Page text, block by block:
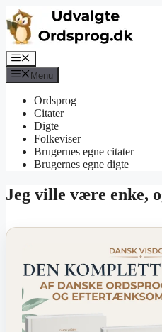
Hop
til
indhold
Menu
Menu
Ordsprog
Citater
Digte
Folkeviser
Brugernes egne citater
Brugernes egne digte
Jeg ville være enke,